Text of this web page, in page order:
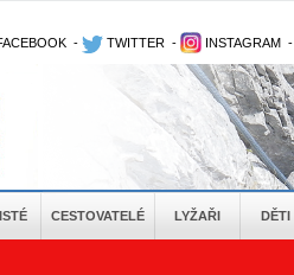
- TWITTER - INSTAGRAM -
CESTOVATELÉ LYŽAŘI DĚTI